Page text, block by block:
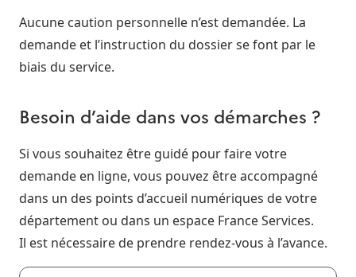
Aucune caution personnelle n’est demandée. La
demande et l’instruction du dossier se font par le
biais du service.
Besoin d’aide dans vos démarches ?
Si vous souhaitez être guidé pour faire votre
demande en ligne, vous pouvez être accompagné
dans un des points d’accueil numériques de votre
département ou dans un espace France Services.
Il est nécessaire de prendre rendez-vous à l’avance.